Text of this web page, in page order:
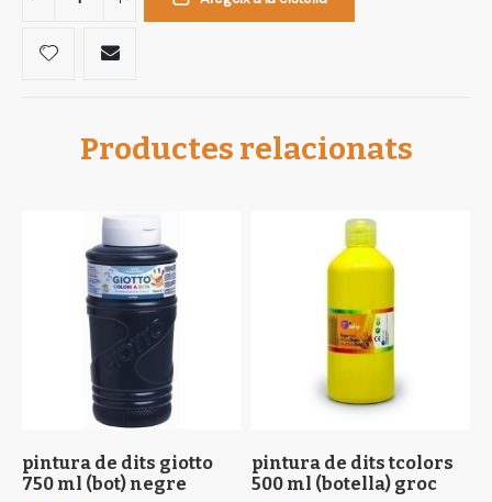
Productes relacionats
pintura de dits giotto
750 ml (bot) negre
pintura de dits tcolors
500 ml (botella) groc